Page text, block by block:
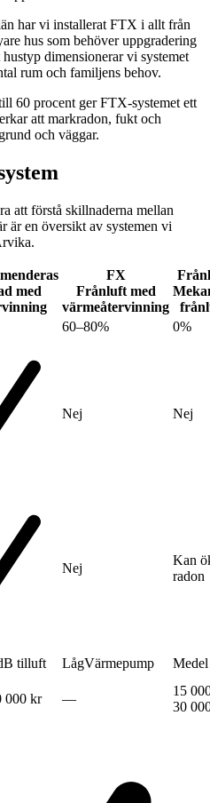
har vi installerat FTX i allt från
hus som behöver uppgradering
dimensionerar vi systemet
rum och familjens behov.
60 procent ger FTX-systemet ett
att markradon, fukt och
och väggar.
att förstå skillnaderna mellan
är en översikt av systemen vi
med
FX
Frånluft med
värmeåtervinning
60–80% 0%
Nej Nej
Nej
Kan
radon
tilluft LågVärmepump Medel
000 kr —
15
30